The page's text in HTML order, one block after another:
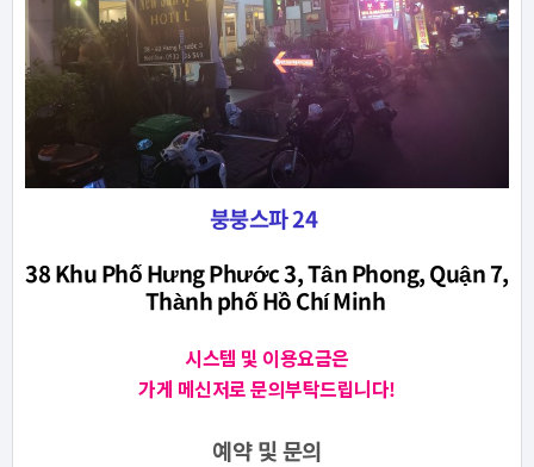
붕붕스파 24
38 Khu Phố Hưng Phước 3, Tân Phong, Quận 7,
Thành phố Hồ Chí Minh
시스템 및 이용요금은
가게 메신저로 문의부탁드립니다!
예약 및 문의